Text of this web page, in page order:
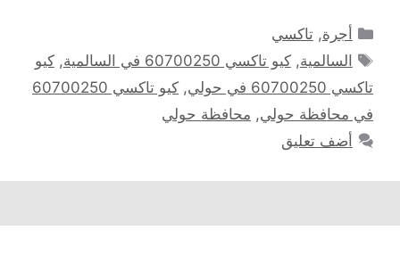
التصنيفات
أجرة,تاكسي
الوسوم
السالمية,كيو تاكسي 60700250 في السالمية ,كيو
تاكسي 60700250 في حولي
,
كيو تاكسي 60700250
في محافظة حولي, محافظة حولي
أضف تعليق